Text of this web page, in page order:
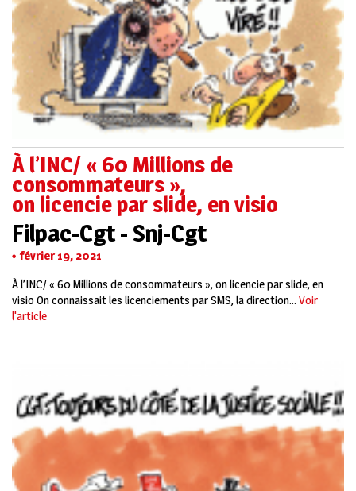
À l’INC/ « 60 Millions de
consommateurs »,
on licencie par slide, en visio
Filpac-Cgt - Snj-Cgt
février 19, 2021
À l’INC/ « 60 Millions de consommateurs », on licencie par slide, en
visio On connaissait les licenciements par SMS, la direction... Voir
l'article